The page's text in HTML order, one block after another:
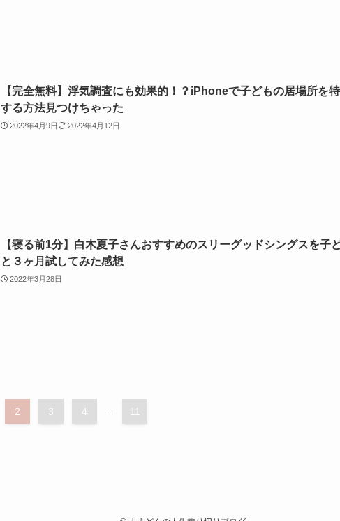
【完全無料】浮気調査にも効果的！？iPhoneで子どもの居場所を
する方法見つけちゃった
2022年4月9日 2022年4月12日
【寝る前1分】白木夏子さんおすすめのスリーグッドシングスを子
と３ヶ月試してみた感想
2022年3月28日
2 3 4 11